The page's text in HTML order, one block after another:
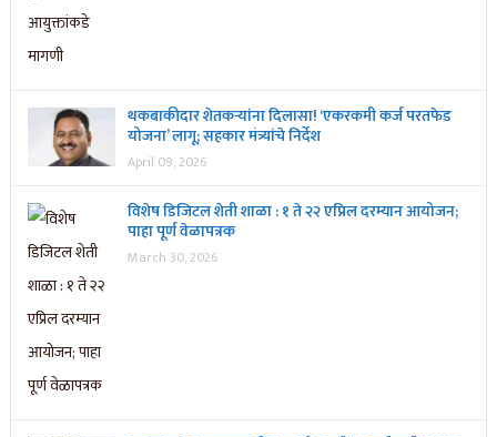
थकबाकीदार शेतकऱ्यांना दिलासा! ‘एकरकमी कर्ज परतफेड
योजना’ लागू; सहकार मंत्र्यांचे निर्देश
April 09, 2026
विशेष डिजिटल शेती शाळा : १ ते २२ एप्रिल दरम्यान आयोजन;
पाहा पूर्ण वेळापत्रक
March 30, 2026